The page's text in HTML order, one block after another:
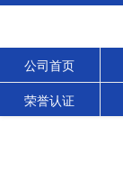
公司首页
荣誉认证